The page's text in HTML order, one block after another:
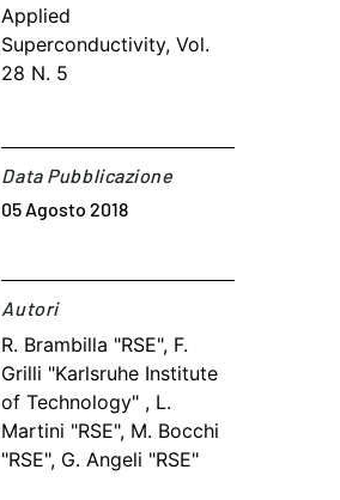
Applied
Superconductivity, Vol.
28 N. 5
Data Pubblicazione
05 Agosto 2018
Autori​
R. Brambilla "RSE", F.
Grilli "Karlsruhe Institute
of Technology" , L.
Martini "RSE", M. Bocchi
"RSE", G. Angeli "RSE"